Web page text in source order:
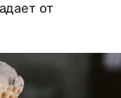
от